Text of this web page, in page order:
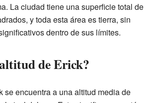
La ciudad tiene una superficie total de
y toda esta área es tierra, sin
dentro de sus límites.
de Erick?
se encuentra a una altitud media de